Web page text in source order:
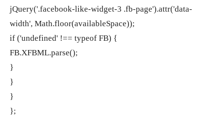
jQuery('.facebook-like-widget-3 .fb-page').attr('data-
width', Math.floor(availableSpace));
if ('undefined' !== typeof FB) {
FB.XFBML.parse();
}
}
}
};